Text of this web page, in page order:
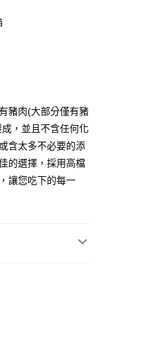
豬肉(大部分僅有豬
，並且不含任何化
含太多不必要的添
的選擇，採用高檔
讓您吃下的每一